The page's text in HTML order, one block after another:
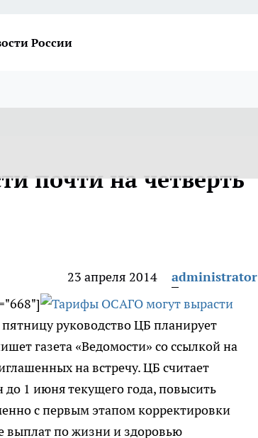
России
почти на четверть
23 апреля 2014
administrator
руководство ЦБ планирует
газета «Ведомости» со ссылкой на
на встречу. ЦБ считает
1 июня текущего года, повысить
с первым этапом корректировки
по жизни и здоровью